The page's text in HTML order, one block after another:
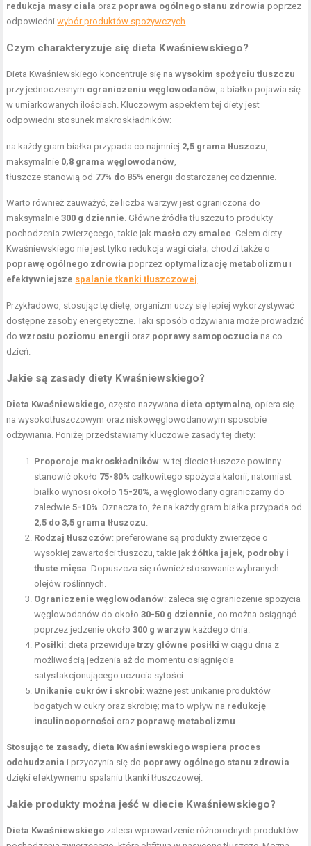
redukcja masy ciała oraz poprawa ogólnego stanu zdrowia poprzez
odpowiedniwybór produktów spożywczych.
Czym charakteryzuje się dieta Kwaśniewskiego?
Dieta Kwaśniewskiego koncentruje się nawysokim spożyciu tłuszczu
przy jednoczesnym ograniczeniu węglowodanów, a białko pojawia się
w umiarkowanych ilościach. Kluczowym aspektem tej diety jest
odpowiedni stosunek makroskładników:
na każdy gram białka przypada co najmniej 2,5 grama tłuszczu,
maksymalnie 0,8 grama węglowodanów,
tłuszcze stanowią od 77% do 85% energii dostarczanej codziennie.
Warto również zauważyć, że liczba warzyw jest ograniczona do
maksymalnie300 g dziennie. Główne źródła tłuszczu to produkty
pochodzenia zwierzęcego, takie jak masło czy smalec. Celem diety
Kwaśniewskiego nie jest tylko redukcja wagi ciała; chodzi także o
poprawę ogólnego zdrowia poprzez optymalizację metabolizmu i
efektywniejsze spalanie tkanki tłuszczowej.
Przykładowo, stosując tę dietę, organizm uczy się lepiej wykorzystywać
dostępne zasoby energetyczne. Taki sposób odżywiania może prowadzić
dowzrostu poziomu energii oraz poprawy samopoczucia na co
dzień.
Jakie są zasady diety Kwaśniewskiego?
Dieta Kwaśniewskiego, często nazywana dieta optymalną, opiera się
na wysokotłuszczowym oraz niskowęglowodanowym sposobie
odżywiania. Poniżej przedstawiamy kluczowe zasady tej diety:
Proporcje makroskładników: w tej diecie tłuszcze powinny
stanowić około 75-80% całkowitego spożycia kalorii, natomiast
białko wynosi około 15-20%, a węglowodany ograniczamy do
zaledwie5-10%. Oznacza to, że na każdy gram białka przypada od
2,5 do 3,5 grama tłuszczu.
Rodzaj tłuszczów: preferowane są produkty zwierzęce o
wysokiej zawartości tłuszczu, takie jakżółtka jajek, podroby i
tłuste mięsa. Dopuszcza się również stosowanie wybranych
olejów roślinnych.
Ograniczenie węglowodanów: zaleca się ograniczenie spożycia
węglowodanów do około30-50 g dziennie, co można osiągnąć
poprzez jedzenie około300 g warzyw każdego dnia.
Posiłki: dieta przewidujetrzy główne posiłki w ciągu dnia z
możliwością jedzenia aż do momentu osiągnięcia
satysfakcjonującego uczucia sytości.
Unikanie cukrów i skrobi: ważne jest unikanie produktów
bogatych w cukry oraz skrobię; ma to wpływ na redukcję
insulinooporności oraz poprawę metabolizmu.
Stosując te zasady, dieta Kwaśniewskiego wspiera proces
odchudzania i przyczynia się do poprawy ogólnego stanu zdrowia
dzięki efektywnemu spalaniu tkanki tłuszczowej.
Jakie produkty można jeść w diecie Kwaśniewskiego?
Dieta Kwaśniewskiego zaleca wprowadzenie różnorodnych produktów